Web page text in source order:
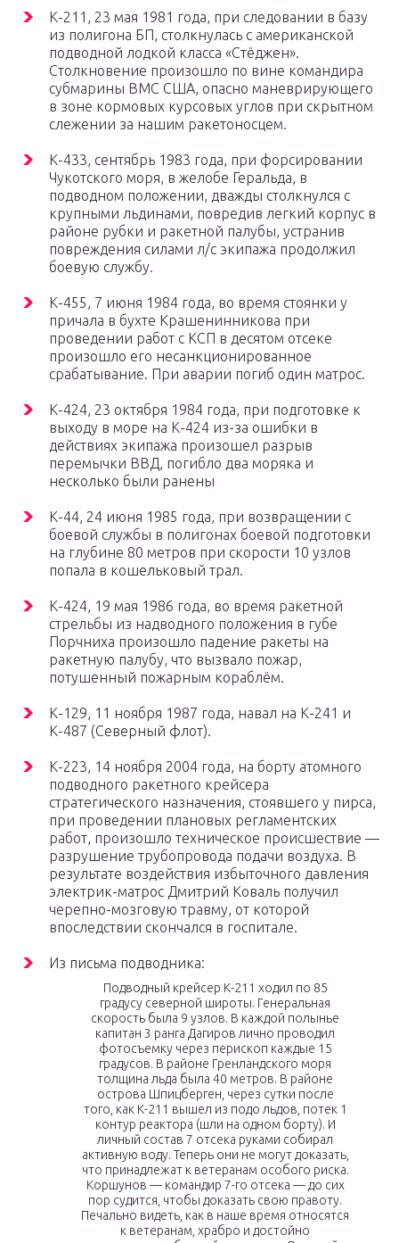
К-211, 23 мая 1981 года, при следовании в базу
из полигона БП, столкнулась с американской
подводной лодкой класса «Стёджен».
Столкновение произошло по вине командира
субмарины ВМС США, опасно маневрирующего
в зоне кормовых курсовых углов при скрытном
слежении за нашим ракетоносцем.
К-433, сентябрь 1983 года, при форсировании
Чукотского моря, в желобе Геральда, в
подводном положении, дважды столкнулся с
крупными льдинами, повредив легкий корпус в
районе рубки и ракетной палубы, устранив
повреждения силами л/с экипажа продолжил
боевую службу.
К-455, 7 июня 1984 года, во время стоянки у
причала в бухте Крашенинникова при
проведении работ с КСП в десятом отсеке
произошло его несанкционированное
срабатывание. При аварии погиб один матрос.
К-424, 23 октября 1984 года, при подготовке к
выходу в море на К-424 из-за ошибки в
действиях экипажа произошел разрыв
перемычки ВВД, погибло два моряка и
несколько были ранены
К-44, 24 июня 1985 года, при возвращении с
боевой службы в полигонах боевой подготовки
на глубине 80 метров при скорости 10 узлов
попала в кошельковый трал.
К-424, 19 мая 1986 года, во время ракетной
стрельбы из надводного положения в губе
Порчниха произошло падение ракеты на
ракетную палубу, что вызвало пожар,
потушенный пожарным кораблём.
К-129, 11 ноября 1987 года, навал на К-241 и
К-487 (Северный флот).
К-223, 14 ноября 2004 года, на борту атомного
подводного ракетного крейсера
стратегического назначения, стоявшего у пирса,
при проведении плановых регламентских
работ, произошло техническое происшествие —
разрушение трубопровода подачи воздуха. В
результате воздействия избыточного давления
электрик-матрос Дмитрий Коваль получил
черепно-мозговую травму, от которой
впоследствии скончался в госпитале.
Из письма подводника:
Подводный крейсер К-211 ходил по 85
градусу северной широты. Генеральная
скорость была 9 узлов. В каждой полынье
капитан 3 ранга Дагиров лично проводил
фотосъемку через перископ каждые 15
градусов. В районе Гренландского моря
толщина льда была 40 метров. В районе
острова Шпицберген, через сутки после
того, как К-211 вышел из подо льдов, потек 1
контур реактора (шли на одном борту). И
личный состав 7 отсека руками собирал
активную воду. Теперь они не могут доказать,
что принадлежат к ветеранам особого риска.
Коршунов — командир 7-го отсека — до сих
пор судится, чтобы доказать свою правоту.
Печально видеть, как в наше время относятся
к ветеранам, храбро и достойно